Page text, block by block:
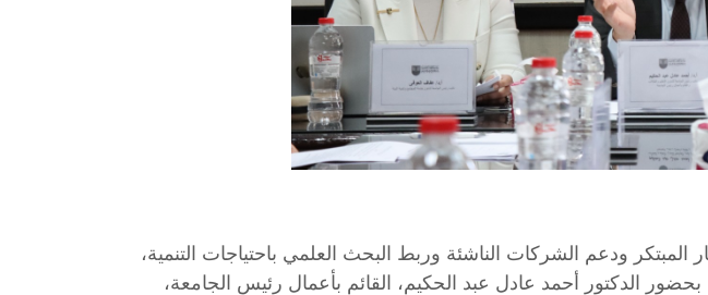
ودعم الشركات الناشئة وربط البحث العلمي باحتياجات التنمية،
الدكتور أحمد عادل عبد الحكيم، القائم بأعمال رئيس الجامعة،